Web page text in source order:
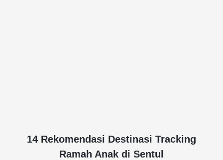
14 Rekomendasi Destinasi Tracking
Ramah Anak di Sentul